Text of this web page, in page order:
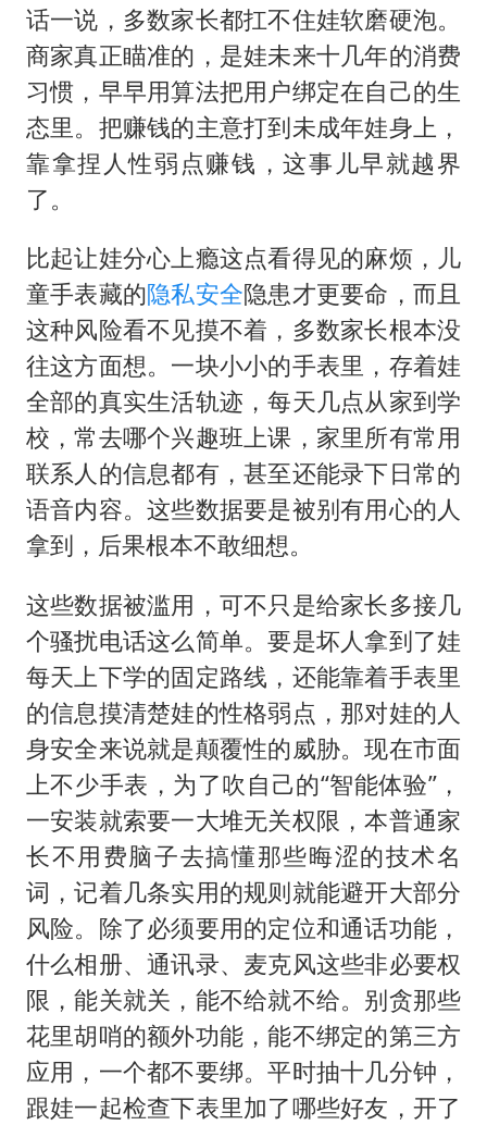
话一说，多数家长都扛不住娃软磨硬泡。
商家真正瞄准的，是娃未来十几年的消费
习惯，早早用算法把用户绑定在自己的生
态里。把赚钱的主意打到未成年娃身上，
靠拿捏人性弱点赚钱，这事儿早就越界
了。
比起让娃分心上瘾这点看得见的麻烦，儿
童手表藏的隐私安全隐患才更要命，而且
这种风险看不见摸不着，多数家长根本没
往这方面想。一块小小的手表里，存着娃
全部的真实生活轨迹，每天几点从家到学
校，常去哪个兴趣班上课，家里所有常用
联系人的信息都有，甚至还能录下日常的
语音内容。这些数据要是被别有用心的人
拿到，后果根本不敢细想。
这些数据被滥用，可不只是给家长多接几
个骚扰电话这么简单。要是坏人拿到了娃
每天上下学的固定路线，还能靠着手表里
的信息摸清楚娃的性格弱点，那对娃的人
身安全来说就是颠覆性的威胁。现在市面
上不少手表，为了吹自己的“智能体验”，
一安装就索要一大堆无关权限，本普通家
长不用费脑子去搞懂那些晦涩的技术名
词，记着几条实用的规则就能避开大部分
风险。除了必须要用的定位和通话功能，
什么相册、通讯录、麦克风这些非必要权
限，能关就关，能不给就不给。别贪那些
花里胡哨的额外功能，能不绑定的第三方
应用，一个都不要绑。平时抽十几分钟，
跟娃一起检查下表里加了哪些好友，开了